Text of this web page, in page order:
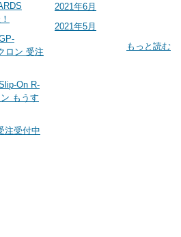
ロン 受注
On R-
もうす
注受付中
2021年6月
2021年5月
もっと読む